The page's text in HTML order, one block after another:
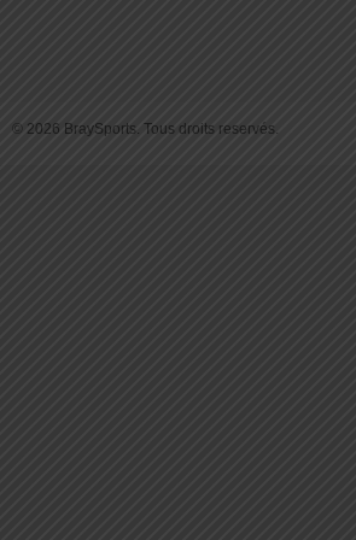
© 2026 BraySports. Tous droits reservés.